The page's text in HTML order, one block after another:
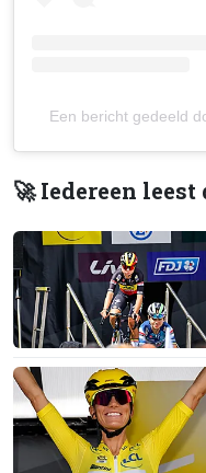
Een bericht gedeeld
🚀 Iedereen